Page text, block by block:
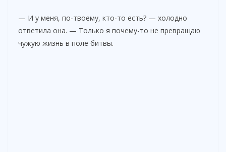
— И у меня, по-твоему, кто-то есть? — холодно
ответила она. — Только я почему-то не превращаю
чужую жизнь в поле битвы.